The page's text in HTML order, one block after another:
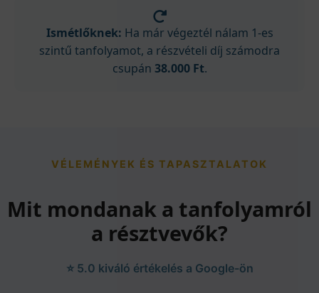
Ismétlőknek: Ha már végeztél nálam 1-es
szintű tanfolyamot, a részvételi díj számodra
csupán 38.000 Ft.
VÉLEMÉNYEK ÉS TAPASZTALATOK
Mit mondanak a tanfolyamról
a résztvevők?
⭐ 5.0 kiváló értékelés a Google-ön